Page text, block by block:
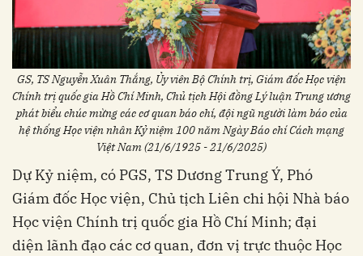
GS, TS Nguyễn Xuân Thắng, Ủy viên Bộ Chính trị, Giám đốc Học viện
Chính trị quốc gia Hồ Chí Minh, Chủ tịch Hội đồng Lý luận Trung ương
phát biểu chúc mừng các cơ quan báo chí, đội ngũ người làm báo của
hệ thống Học viện nhân Kỷ niệm 100 năm Ngày Báo chí Cách mạng
Việt Nam (21/6/1925 - 21/6/2025)
Dự Kỷ niệm, có PGS, TS Dương Trung Ý, Phó
Giám đốc Học viện, Chủ tịch Liên chi hội Nhà báo
Học viện Chính trị quốc gia Hồ Chí Minh; đại
diện lãnh đạo các cơ quan, đơn vị trực thuộc Học